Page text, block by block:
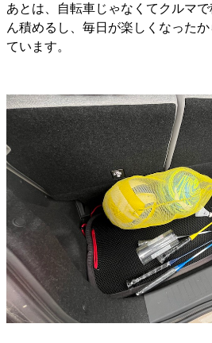
あとは、自転車じゃなくてクルマ
ん積めるし、毎日が楽しくなった
ています。